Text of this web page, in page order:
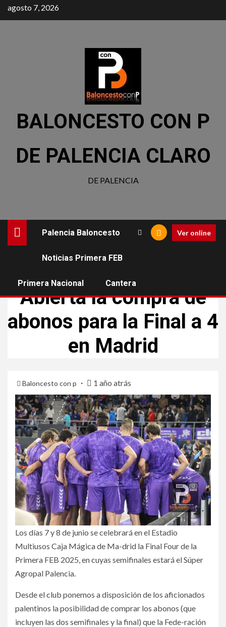
agosto 7, 2026
BALONCESTO CON P
DE PALENCIA CLARO
DE PALENCIA
Palencia Baloncesto
Noticias Primera FEB
Primera Nacional Cantera
Ver online
Abierta la compra de
abonos para la Final a 4
en Madrid
Baloncesto con p 1 año atrás
Los días 7 y 8 de junio se celebrará en el Estadio
Multiusos Caja Mágica de Ma-drid la Final Four de la
Primera FEB 2025, en cuyas semifinales estará el Súper
Agropal Palencia.
Desde el club ponemos a disposición de los aficionados
palentinos la posibilidad de comprar los abonos (que
incluyen las dos semifinales y la final) que la Fede-ración